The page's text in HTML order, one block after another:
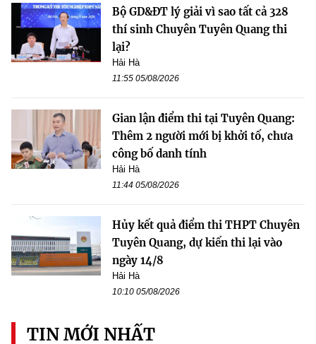
Bộ GD&ĐT lý giải vì sao tất cả 328
thí sinh Chuyên Tuyên Quang thi
lại?
Hải Hà
11:55 05/08/2026
Gian lận điểm thi tại Tuyên Quang:
Thêm 2 người mới bị khởi tố, chưa
công bố danh tính
Hải Hà
11:44 05/08/2026
Hủy kết quả điểm thi THPT Chuyên
Tuyên Quang, dự kiến thi lại vào
ngày 14/8
Hải Hà
10:10 05/08/2026
TIN MỚI NHẤT